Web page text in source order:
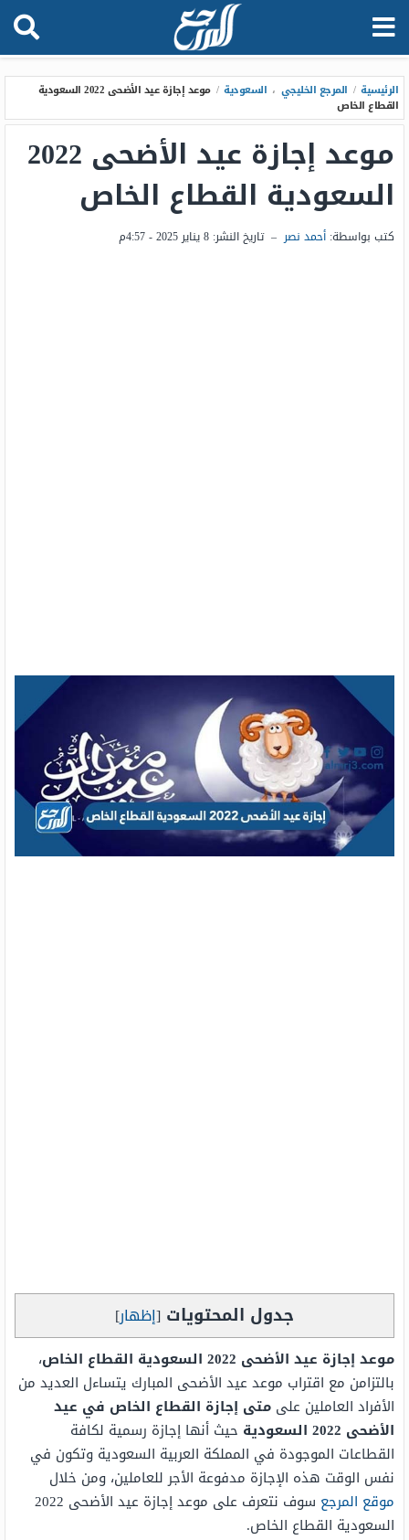
الرئيسية / المرجع الخليجي ، السعودية /
موعد إجازة عيد الأضحى 2022 السعودية
القطاع الخاص
موعد إجازة عيد الأضحى 2022
السعودية القطاع الخاص
كتب بواسطة: أحمد نصر – تاريخ النشر: 8 يناير 2025 - 4:57م
جدول المحتويات [إظهار]
موعد إجازة عيد الأضحى 2022 السعودية القطاع الخاص
،
بالتزامن مع اقتراب موعد عيد الأضحى المبارك يتساءل العديد من
الأفراد العاملين على متى إجازة القطاع الخاص في عيد
الأضحى 2022 السعودية
حيث أنها إجازة رسمية لكافة
القطاعات الموجودة في المملكة العربية السعودية وتكون في
نفس الوقت هذه الإجازة مدفوعة الأجر للعاملين، ومن خلال
موقع المرجع
سوف نتعرف على موعد إجازة عيد الأضحى 2022
السعودية القطاع الخاص.